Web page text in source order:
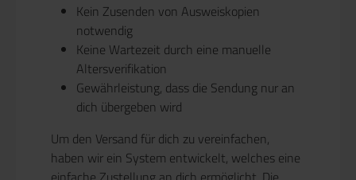
Kein Zusenden von Ausweiskopien
notwendig
Keine Wartezeit durch eine manuelle
Altersverifikation
Gewährleistung, dass die Sendung nur an
dich übergeben wird
Um den Versand für dich zu vereinfachen,
haben wir ein System entwickelt, welches eine